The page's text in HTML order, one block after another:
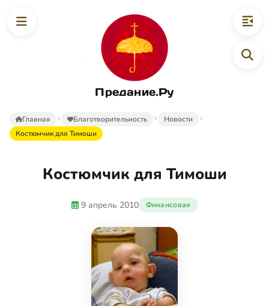
Предание.Ру
Главная Благотворительность
Новости
Костюмчик для Тимоши
Костюмчик для Тимоши
9 апрель 2010 Финансовая